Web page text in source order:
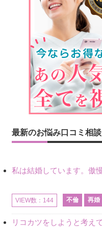
最新のお悩み口コミ相談
VIEW数：144 不倫 再婚